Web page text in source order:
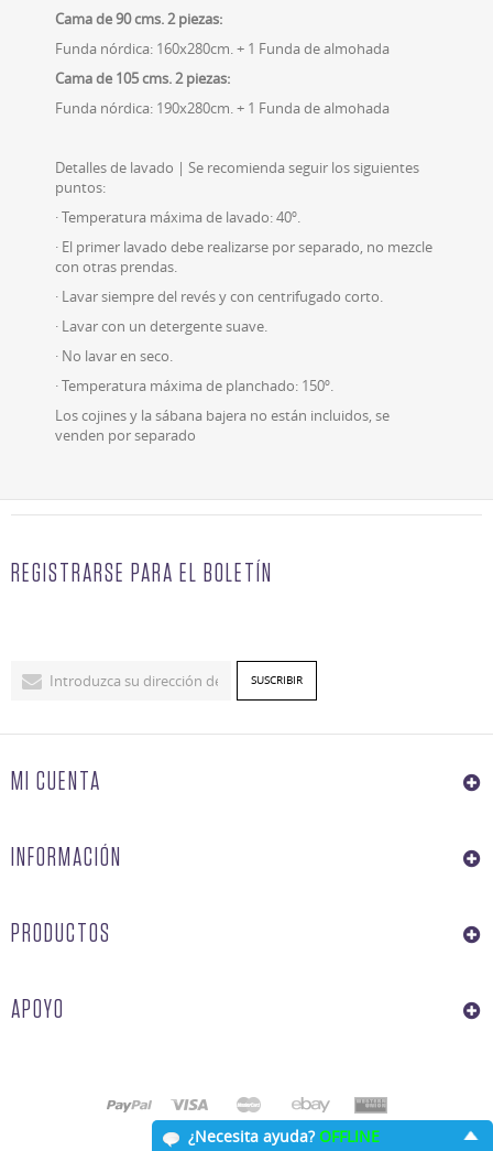
Cama de 90 cms. 2 piezas:
Funda nórdica: 160x280cm. + 1 Funda de almohada
Cama de 105 cms. 2 piezas:
Funda nórdica: 190x280cm. + 1 Funda de almohada
Detalles de lavado | Se recomienda seguir los siguientes
puntos:
· Temperatura máxima de lavado: 40º.
· El primer lavado debe realizarse por separado, no mezcle
con otras prendas.
· Lavar siempre del revés y con centrifugado corto.
· Lavar con un detergente suave.
· No lavar en seco.
· Temperatura máxima de planchado: 150º.
Los cojines y la sábana bajera no están incluidos, se
venden por separado
REGISTRARSE PARA EL BOLETÍN
MI CUENTA
INFORMACIÓN
PRODUCTOS
APOYO
¿Necesita ayuda?OFFLINE